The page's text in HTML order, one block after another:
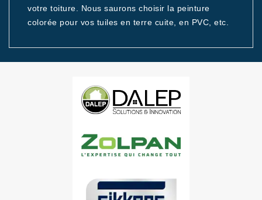
votre toiture. Nous saurons choisir la peinture
colorée pour vos tuiles en terre cuite, en PVC, etc.